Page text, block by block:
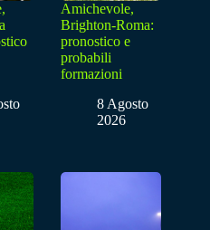
Amichevole,
Brighton-Roma:
pronostico e
probabili
formazioni
8 Agosto
2026